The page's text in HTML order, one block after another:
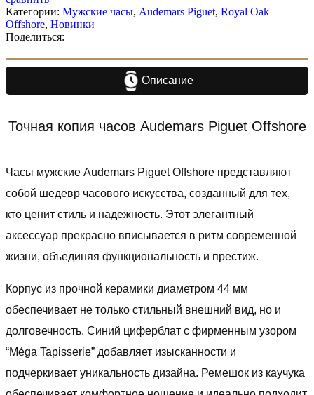
Категории: Мужские часы, Audemars Piguet, Royal Oak
Offshore, Новинки
Поделиться:
Описание
Точная копия часов Audemars Piguet Offshore
Часы мужские Audemars Piguet Offshore представляют
собой шедевр часового искусства, созданный для тех,
кто ценит стиль и надежность. Этот элегантный
аксессуар прекрасно вписывается в ритм современной
жизни, объединяя функциональность и престиж.
Корпус из прочной керамики диаметром 44 мм
обеспечивает не только стильный внешний вид, но и
долговечность. Синий циферблат с фирменным узором
“Méga Tapisserie” добавляет изысканности и
подчеркивает уникальность дизайна. Ремешок из каучука